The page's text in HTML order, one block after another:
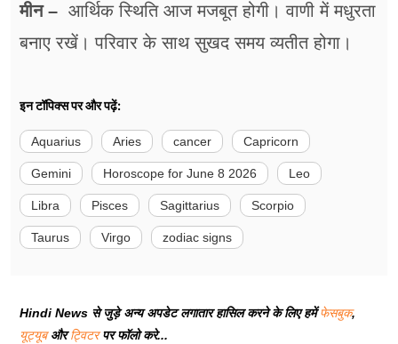
मीन – आर्थिक स्थिति आज मजबूत होगी। वाणी में मधुरता
बनाए रखें। परिवार के साथ सुखद समय व्यतीत होगा।
इन टॉपिक्स पर और पढ़ें:
Aquarius Aries cancer Capricorn
Gemini Horoscope for June 8 2026 Leo
Libra Pisces Sagittarius Scorpio
Taurus Virgo zodiac signs
Hindi News से जुड़े अन्य अपडेट लगातार हासिल करने के लिए हमेंफेसबुक,
यूट्यूबऔरट्विटरपर फॉलो करे...